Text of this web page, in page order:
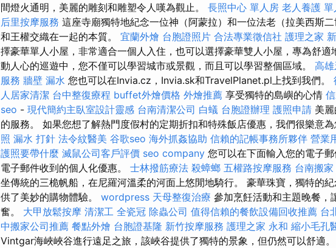
間燈火通明，美麗的雕刻和雕塑令人嘆為觀止。 長照中心 單人房 老人養護 單
后里按摩服務 這座寺廟獨特地紀念一位神（阿蒙拉）和一位法老（拉美西斯
和王權交織在一起的本質。 宜蘭外燴 台胞證照片 合法專業徵信社 護理之家
擇豪華單人小屋，非常適合一個人入住，也可以選擇豪華雙人小屋，專為舒適
動人心的巡遊中，您不僅可以學習城市或景觀，而且可以學習整個區域。 高
服務 牆壁 漏水 您也可以在Invia.cz，Invia.sk和TravelPlanet.pl上找到我們。
人居家清潔 台中整復療程 buffet外燴價格 外燴推薦 享受獨特的島嶼的心情
seo - 現代簡約主臥室設計靈感 台南清潔公司 白蟻 台胞證辦理 護照申請 美
的服務。 如果您想了解熱門度假村的定期折扣和特殊飯店優惠，我們很樂意為
照 漏水 打針 法令紋醫美 谷歌seo 海外抓姦協助 信賴的記帳事務所夥伴 營業
護照要帶什麼 滅鼠公司客戶評價 seo company 您可以在下面輸入您的電子
電子郵件收到的個人化優惠。 士林撥筋療法 殺蟑螂 五權路按摩服務 台南搬家
坐傳統的三桅帆船，在尼羅河溫柔的河面上悠閒地騎行。 豪華珠寶，獨特的
供了美妙的購物體驗。 wordpress 天母整復治療 參加烹飪活動和主題晚餐，
奮。 大甲放鬆按摩 清潔工 全瓷冠 除蟲公司 值得信賴的餐飲設備回收推薦 台
中搬家公司推薦 餐點外燴 台胞證基隆 新竹按摩服務 護理之家 永和 縮小毛孔
Vintgar海峽峽谷進行遠足之旅，該峽谷提供了獨特的景象，但仍然可以舒適。